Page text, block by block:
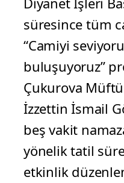
süresince tüm
“Camiyi
buluşuyoruz”
Çukurova
İzzettin İsmail
beş vakit
yönelik tatil
etkinlik